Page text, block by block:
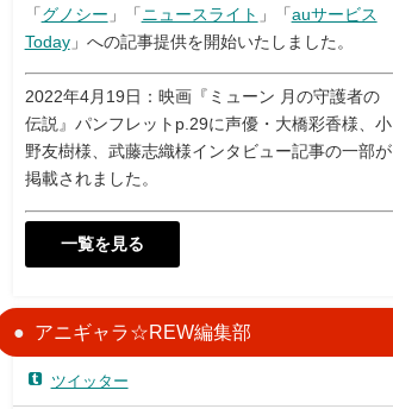
「 グノシー 」「 ニュースライト 」「auサービス
Today」への記事提供を開始いたしました。
2022年4月19日：映画『ミューン 月の守護者の
伝説』パンフレットp.29に声優・大橋彩香様、小
野友樹様、武藤志織様インタビュー記事の一部が
掲載されました。
一覧を見る
アニギャラ☆REW編集部
ツイッター